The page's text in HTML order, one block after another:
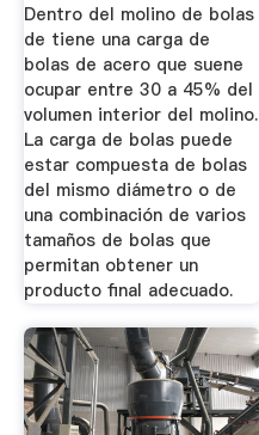
Dentro del molino de bolas
de tiene una carga de
bolas de acero que suene
ocupar entre 30 a 45% del
volumen interior del molino.
La carga de bolas puede
estar compuesta de bolas
del mismo diámetro o de
una combinación de varios
tamaños de bolas que
permitan obtener un
producto final adecuado.